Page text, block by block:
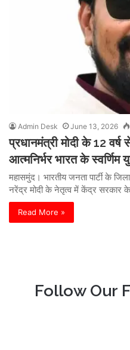
Admin Desk June 13, 2026
प्रधानमंत्री मोदी के 12
आत्मनिर्भर भारत के स्वर्णिम
महासमुंद। भारतीय जनता पार्टी के
नरेंद्र मोदी के नेतृत्व में केंद्र सरकार
Read More »
Follow Our